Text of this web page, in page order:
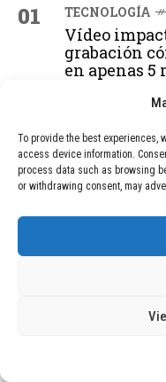
To provide the best
access device information.
process data such as browsing
or withdrawing consent, may
01 TECNOLOGÍA
Vídeo
grabación
en apenas 5
02 TECNOLOGÍA
Motor de
ruedas todo
solo 300